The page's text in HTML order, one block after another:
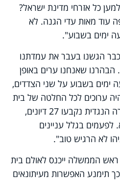
כל אזרחי מדינת ישראל?
עוד מאות עדי הגנה. לא
ימים בשבוע".
הגשנו בעבר את עמדתנו
שאנחנו ערים באופן
ימים בשבוע על שני הצדדים,
ערוכים לכל החלטה של בית
המשפט. מאז תחילת החקירה הנגדית נקבעו 27 דיונים,
מלא. לפעמים בגלל עניינים
לא הרגיש טוב".
הממשלה ייכנס לאולם בית
תימנע האפשרות מעיתונאים